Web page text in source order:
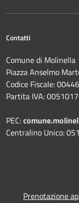
Contatti
Comune di Molinella
Piazza Anselmo
Codice Fiscale:
Partita IVA:
PEC:
Centralino Unico:
Prenotazione